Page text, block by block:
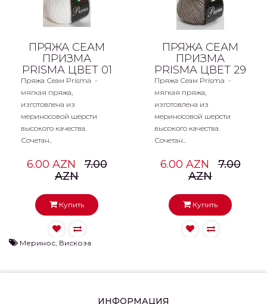
ПРЯЖА СЕАМ
ПРИЗМА
PRISMA ЦВЕТ 01
Пряжа Сеам Prisma -
мягкая пряжа,
изготовлена из
мериносовой шерсти
высокого качества.
Сочетан..
6.00 AZN
7.00
AZN
Купить
ПРЯЖА СЕАМ
ПРИЗМА
PRISMA ЦВЕТ 29
Пряжа Сеам Prisma -
мягкая пряжа,
изготовлена из
мериносовой шерсти
высокого качества.
Сочетан..
6.00 AZN
7.00
AZN
Купить
Меринос, Вискоза
ИНФОРМАЦИЯ